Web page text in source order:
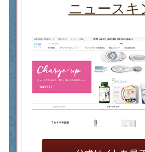
ニュースキ